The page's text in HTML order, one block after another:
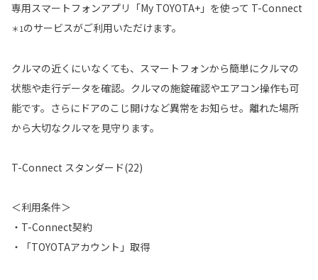
専用スマートフォンアプリ「My TOYOTA+」を使って T-Connect
＊1のサービスがご利用いただけます。
クルマの近くにいなくても、スマートフォンから簡単にクルマの
状態や走行データを確認。クルマの施錠確認やエアコン操作も可
能です。さらにドアのこじ開けなど異常をお知らせ。離れた場所
から大切なクルマを見守ります。
T-Connect スタンダード(22)
＜利用条件＞
・T-Connect契約
・「TOYOTAアカウント」取得